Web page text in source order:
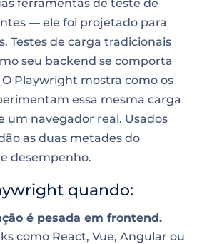
ferramentas de teste de
— ele foi projetado para
Testes de carga tradicionais
seu backend se comporta
Playwright mostra como os
essa mesma carga
um navegador real. Usados
as duas metades do
desempenho.
quando:
é pesada em frontend.
como React, Vue, Angular ou